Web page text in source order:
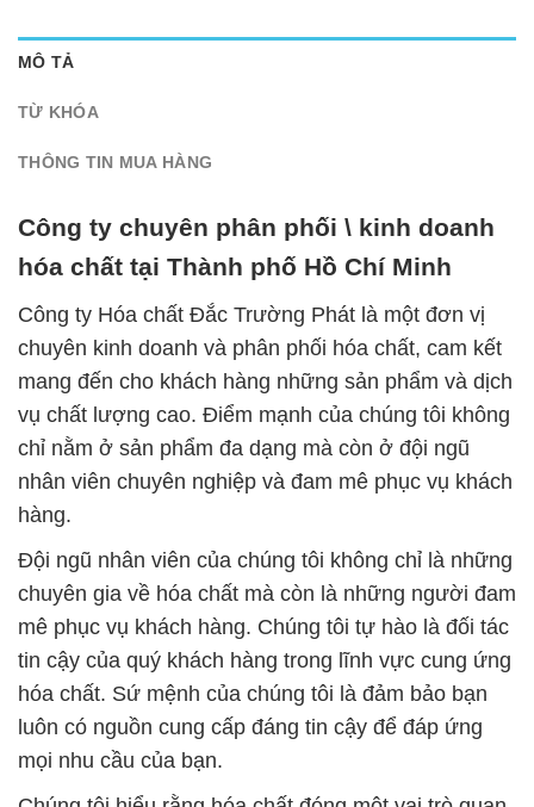
MÔ TẢ
TỪ KHÓA
THÔNG TIN MUA HÀNG
Công ty chuyên phân phối \ kinh doanh
hóa chất tại Thành phố Hồ Chí Minh
Công ty Hóa chất Đắc Trường Phát là một đơn vị
chuyên kinh doanh và phân phối hóa chất, cam kết
mang đến cho khách hàng những sản phẩm và dịch
vụ chất lượng cao. Điểm mạnh của chúng tôi không
chỉ nằm ở sản phẩm đa dạng mà còn ở đội ngũ
nhân viên chuyên nghiệp và đam mê phục vụ khách
hàng.
Đội ngũ nhân viên của chúng tôi không chỉ là những
chuyên gia về hóa chất mà còn là những người đam
mê phục vụ khách hàng. Chúng tôi tự hào là đối tác
tin cậy của quý khách hàng trong lĩnh vực cung ứng
hóa chất. Sứ mệnh của chúng tôi là đảm bảo bạn
luôn có nguồn cung cấp đáng tin cậy để đáp ứng
mọi nhu cầu của bạn.